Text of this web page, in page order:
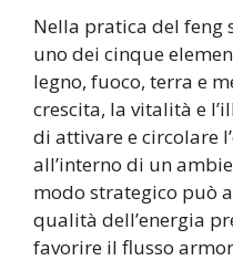
Nella pratica del feng
uno dei cinque
legno, fuoco, terra e
crescita, la vitalità e
di attivare e circolare
all’interno di un
modo strategico può
qualità dell’energia
favorire il flusso